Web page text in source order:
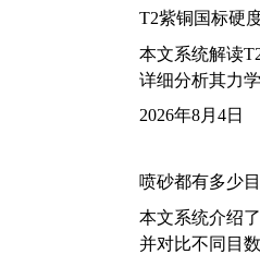
T2紫铜国标硬
本文系统解读
详细分析其力
2026年8月4日
喷砂都有多少目
本文系统介绍
并对比不同目